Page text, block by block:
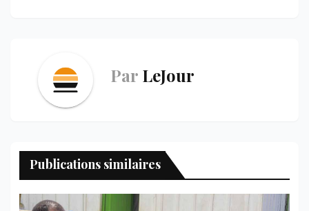
Par LeJour
Publications similaires